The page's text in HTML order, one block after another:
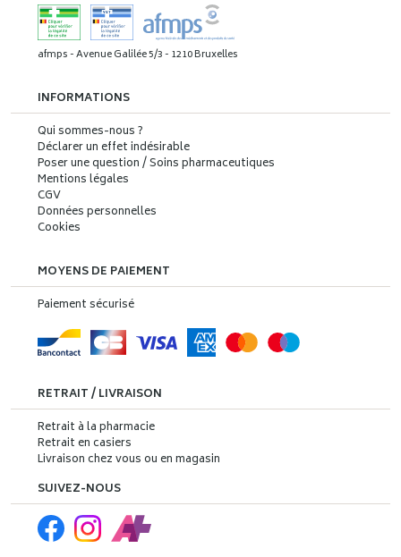
afmps - Avenue Galilée 5/3 - 1210 Bruxelles
INFORMATIONS
Qui sommes-nous ?
Déclarer un effet indésirable
Poser une question / Soins pharmaceutiques
Mentions légales
CGV
Données personnelles
Cookies
MOYENS DE PAIEMENT
Paiement sécurisé
RETRAIT / LIVRAISON
Retrait à la pharmacie
Retrait en casiers
Livraison chez vous ou en magasin
SUIVEZ-NOUS